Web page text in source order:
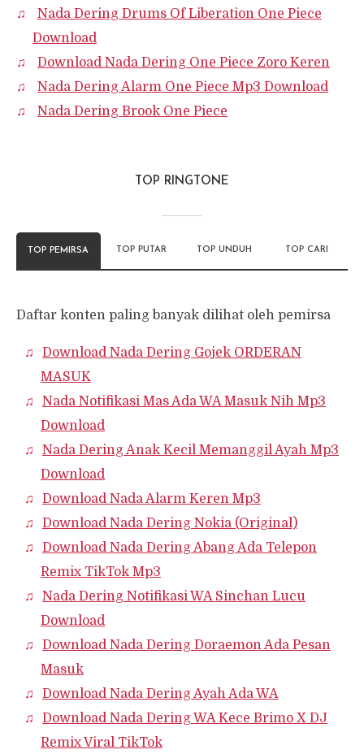
Nada Dering Drums Of Liberation One Piece
Download
Download Nada Dering One Piece Zoro Keren
Nada Dering Alarm One Piece Mp3 Download
Nada Dering Brook One Piece
TOP RINGTONE
TOP PEMIRSA TOP PUTAR TOP UNDUH TOP CARI
Daftar konten paling banyak dilihat oleh pemirsa
Download Nada Dering Gojek ORDERAN
MASUK
Nada Notifikasi Mas Ada WA Masuk Nih Mp3
Download
Nada Dering Anak Kecil Memanggil Ayah Mp3
Download
Download Nada Alarm Keren Mp3
Download Nada Dering Nokia (Original)
Download Nada Dering Abang Ada Telepon
Remix TikTok Mp3
Nada Dering Notifikasi WA Sinchan Lucu
Download
Download Nada Dering Doraemon Ada Pesan
Masuk
Download Nada Dering Ayah Ada WA
Download Nada Dering WA Kece Brimo X DJ
Remix Viral TikTok